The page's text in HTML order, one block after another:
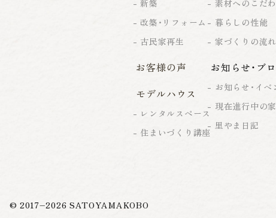
新築
改築・リフォーム
古民家再生
お客様の声
モデルハウス
レンタルスペース
住まいづくり講座
素材へのこだ
暮らしの性能
家づくりの流れ
お知らせ・ブ
お知らせ・イベ
現在進行中の家
里やま日記
© 2017–2026 SATOYAMAKOBO